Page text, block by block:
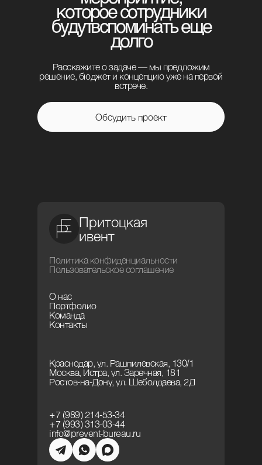
Расскажите о задаче — мы предложим
решение, бюджет и концепцию уже на первой
встрече.
которое сотрудники
будут вспоминать еще
долго
Обсудить проект
+7 (989) 214-53-34
+7 (993) 313-03-44
info@prevent-bureau.ru
Краснодар, ул. Рашпилевская, 130/1
Москва, Истра, ул. Заречная, 181
Ростов-на-Дону, ул. Шеболдаева, 2Д
О нас
Портфолио
Команда
Контакты
Политика конфиденциальности
Пользовательское соглашение
Притоцкая
ивент